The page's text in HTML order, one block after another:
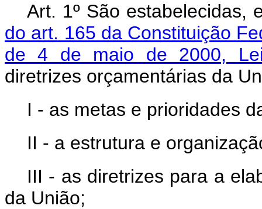
Art. 1º São
do art. 165 da Constituição
de 4 de maio de 2000,
diretrizes orçamentárias da
I - as metas e prioridades
II - a estrutura e
III - as diretrizes para a
da União;